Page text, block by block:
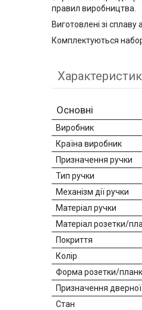
правил виробництва.
Виготовлені зі
Комплектуються
Основні
Виробник
Країна виробник
Призначення ручки
Тип ручки
Механізм дії ручки
Матеріал ручки
Матеріал розетки/
Покриття
Колір
Форма розетки/
Призначення
Стан